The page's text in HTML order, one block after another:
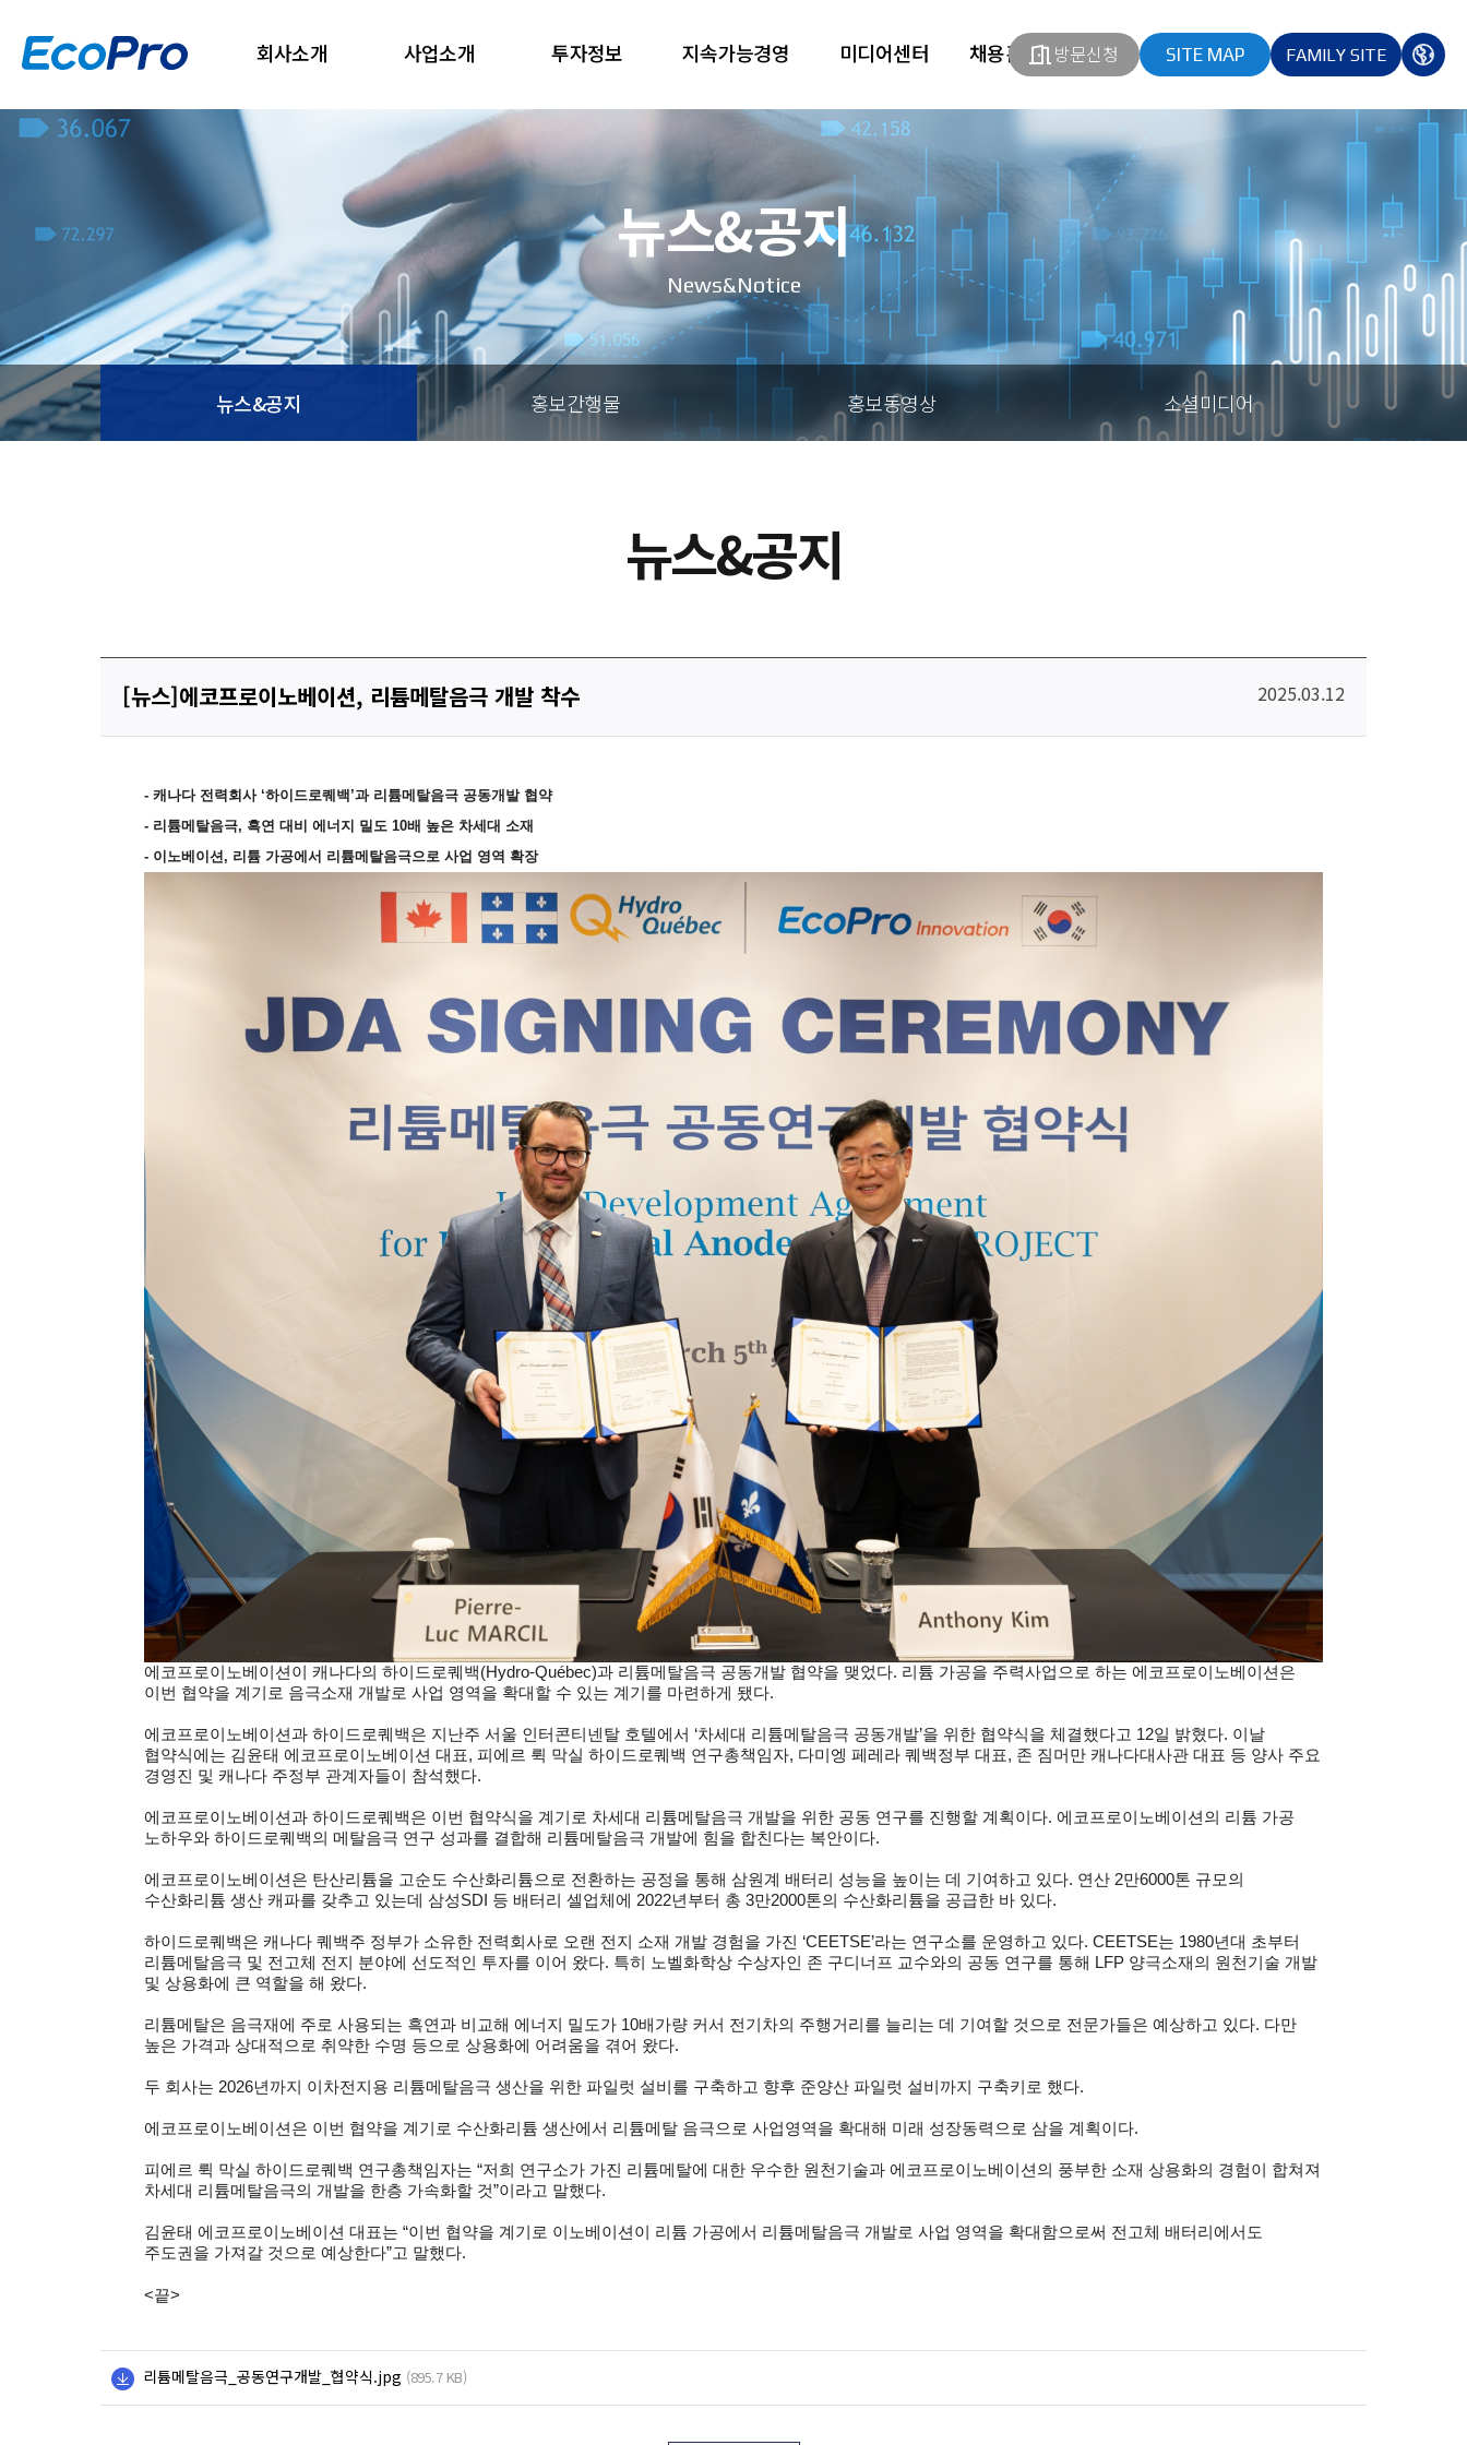
회사소개 사업소개 투자정보 지속가능경영 미디어센터 채용홈페이지방문신청 SITE MAP
열기 FAMILY SITE
열기
다국
뉴스&공지
News&Notice
뉴스&공지 홍보간행물 홍보동영상 소셜미디어
뉴스&공지
[뉴스]에코프로이노베이션, 리튬메탈음극 개발 착수 2025.03.12
- 캐나다 전력회사 ‘하이드로퀘백 ’과 리튬메탈음극 공동개발 협약
- 리튬메탈음극, 흑연 대비 에너지 밀도 10배 높은 차세대 소재
- 이노베이션, 리튬 가공에서 리튬메탈음극으로 사업 영역 확장
에코프로이노베이션이 캐나다의 하이드로퀘백(Hydro-Québec)과 리튬메탈음극 공동개발 협약을 맺었다. 리튬 가공을 주력사업으로 하는 에코프로이노베이션은
이번 협약을 계기로 음극소재 개발로 사업 영역을 확대할 수 있는 계기를 마련하게 됐다.
에코프로이노베이션과 하이드로퀘백은 지난주 서울 인터콘티넨탈 호텔에서 ‘차세대 리튬메탈음극 공동개발’을 위한 협약식을 체결했다고 12일 밝혔다. 이날
협약식에는 김윤태 에코프로이노베이션 대표, 피에르 뤽 막실 하이드로퀘백 연구총책임자, 다미엥 페레라 퀘백정부 대표, 존 짐머만 캐나다대사관 대표 등 양사 주요
경영진 및 캐나다 주정부 관계자들이 참석했다.
에코프로이노베이션과 하이드로퀘백은 이번 협약식을 계기로 차세대 리튬메탈음극 개발을 위한 공동 연구를 진행할 계획이다. 에코프로이노베이션의 리튬 가공
노하우와 하이드로퀘백의 메탈음극 연구 성과를 결합해 리튬메탈음극 개발에 힘을 합친다는 복안이다.
에코프로이노베이션은 탄산리튬을 고순도 수산화리튬으로 전환하는 공정을 통해 삼원계 배터리 성능을 높이는 데 기여하고 있다. 연산 2만6000톤 규모의
수산화리튬 생산 캐파를 갖추고 있는데 삼성SDI 등 배터리 셀업체에 2022년부터 총 3만2000톤의 수산화리튬을 공급한 바 있다.
하이드로퀘백은 캐나다 퀘백주 정부가 소유한 전력회사로 오랜 전지 소재 개발 경험을 가진 ‘CEETSE’라는 연구소를 운영하고 있다. CEETSE는 1980년대 초부터
리튬메탈음극 및 전고체 전지 분야에 선도적인 투자를 이어 왔다. 특히 노벨화학상 수상자인 존 구디너프 교수와의 공동 연구를 통해 LFP 양극소재의 원천기술 개발
및 상용화에 큰 역할을 해 왔다.
리튬메탈은 음극재에 주로 사용되는 흑연과 비교해 에너지 밀도가 10배가량 커서 전기차의 주행거리를 늘리는 데 기여할 것으로 전문가들은 예상하고 있다. 다만
높은 가격과 상대적으로 취약한 수명 등으로 상용화에 어려움을 겪어 왔다.
두 회사는 2026년까지 이차전지용 리튬메탈음극 생산을 위한 파일럿 설비를 구축하고 향후 준양산 파일럿 설비까지 구축키로 했다.
에코프로이노베이션은 이번 협약을 계기로 수산화리튬 생산에서 리튬메탈 음극으로 사업영역을 확대해 미래 성장동력으로 삼을 계획이다.
피에르 뤽 막실 하이드로퀘백 연구총책임자는 “저희 연구소가 가진 리튬메탈에 대한 우수한 원천기술과 에코프로이노베이션의 풍부한 소재 상용화의 경험이 합쳐져
차세대 리튬메탈음극의 개발을 한층 가속화할 것”이라고 말했다.
김윤태 에코프로이노베이션 대표는 “이번 협약을 계기로 이노베이션이 리튬 가공에서 리튬메탈음극 개발로 사업 영역을 확대함으로써 전고체 배터리에서도
주도권을 가져갈 것으로 예상한다”고 말했다.
<끝>
리튬메탈음극_공동연구개발_협약식.jpg (895.7 KB)